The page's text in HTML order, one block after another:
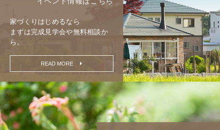
家づくりはじめるなら
まずは完成見学会や無料相談か
ら。
READ MORE